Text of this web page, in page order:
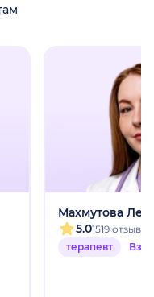
Махмутова
5.01519
терапевт